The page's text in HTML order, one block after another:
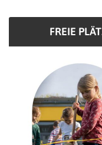
FREIE